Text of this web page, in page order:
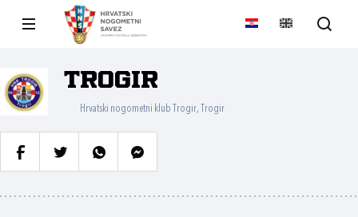
Trogir
Hrvatski nogometni klub Trogir, Trogir